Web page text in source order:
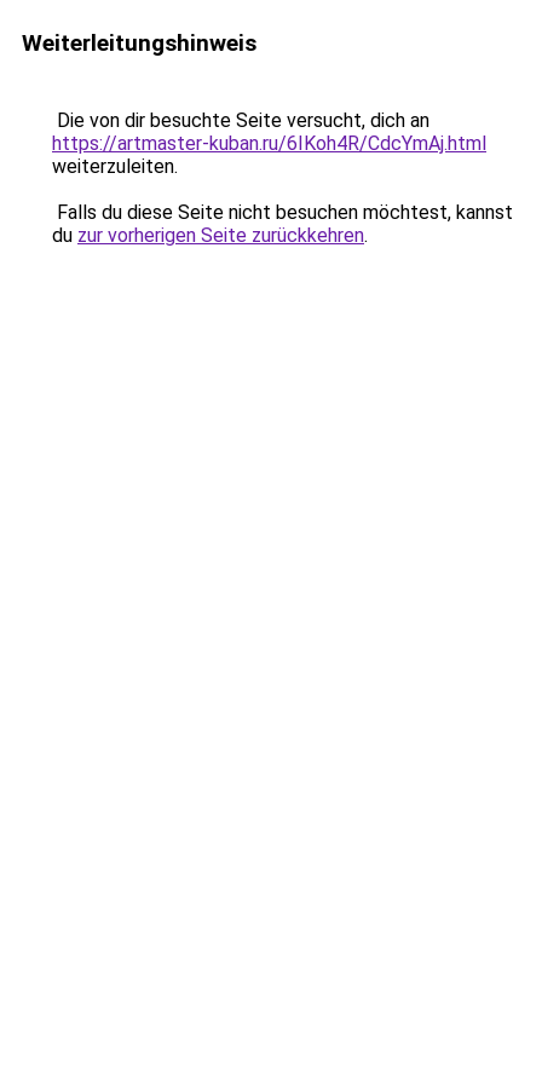
Weiterleitungshinweis
Die von dir besuchte Seite versucht, dich an
https://artmaster-kuban.ru/6IKoh4R/CdcYmAj.html
weiterzuleiten.
Falls du diese Seite nicht besuchen möchtest, kannst
du zur vorherigen Seite zurückkehren.